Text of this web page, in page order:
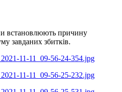
встановлюють причину
завданих збитків.